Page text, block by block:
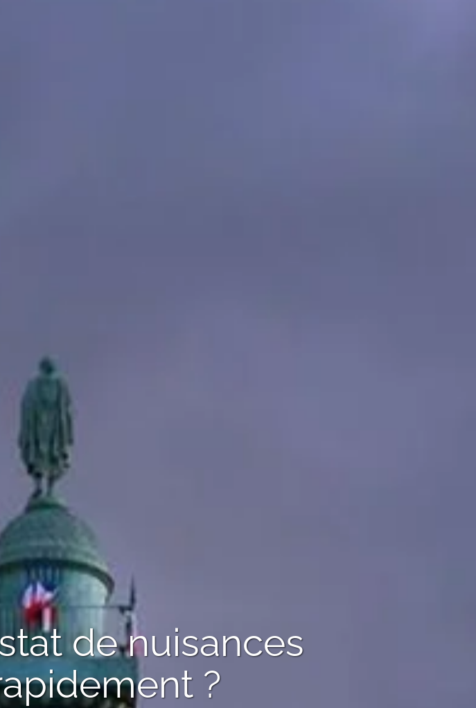
de nuisances
?